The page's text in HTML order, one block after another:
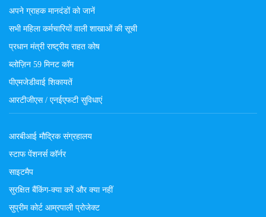
अपने ग्राहक मानदंडों को जानें
सभी महिला कर्मचारियों वाली शाखाओं की सूची
प्रधान मंत्री राष्ट्रीय राहत कोष
ब्लोज़िन 59 मिनट कॉम
पीएमजेडीवाई शिकायतें
आरटीजीएस / एनईएफटी सुविधाएं
आरबीआई मौद्रिक संग्रहालय
स्टाफ पेंशनर्स कॉर्नर
साइटमैप
सुरक्षित बैंकिंग-क्या करें और क्या नहीं
सुप्रीम कोर्ट आम्रपाली प्रोजेक्ट